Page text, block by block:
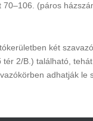
70–106. (páros
két
tér 2/B.) található,
adhatják le